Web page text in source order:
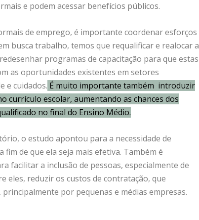
e podem acessar benefícios públicos.
de emprego, é importante coordenar esforços
busca trabalho, temos que requalificar e realocar a
programas de capacitação para que estas
as oportunidades existentes em setores
e cuidados. É muito importante também introduzir
currículo escolar, aumentando as chances dos
no final do Ensino Médio.
o estudo apontou para a necessidade de
fim de que ela seja mais efetiva. Também é
facilitar a inclusão de pessoas, especialmente de
eles, reduzir os custos de contratação, que
por pequenas e médias empresas.